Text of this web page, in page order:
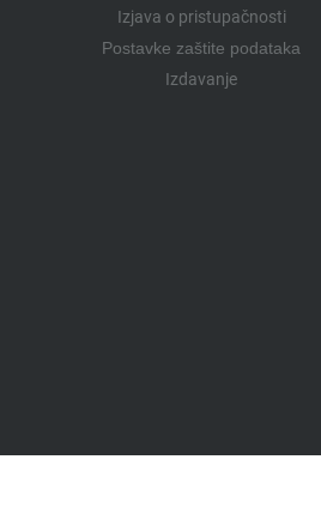
Izjava o pristupačnosti
Postavke zaštite podataka
Izdavanje